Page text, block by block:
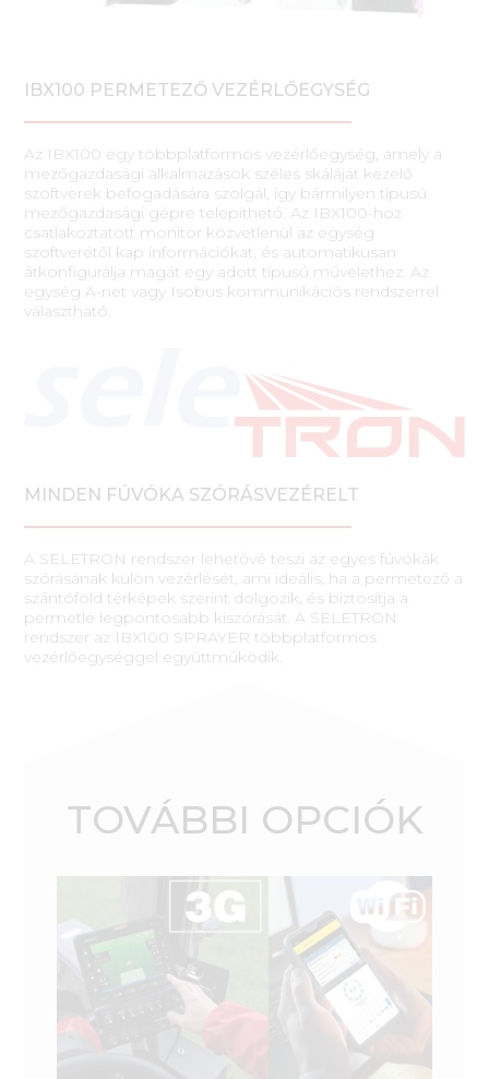
IBX100 PERMETEZŐ VEZÉRLŐEGYSÉG
Az IBX100 egy többplatformos vezérlőegység, amely a
mezőgazdasági alkalmazások széles skáláját kezelő
szoftverek befogadására szolgál, így bármilyen típusú
mezőgazdasági gépre telepíthető. Az IBX100-hoz
csatlakoztatott monitor közvetlenül az egység
szoftverétől kap információkat, és automatikusan
átkonfigurálja magát egy adott típusú művelethez. Az
egység A-net vagy Isobus kommunikációs rendszerrel
választható.
MINDEN FÚVÓKA SZÓRÁSVEZÉRELT
A SELETRON rendszer lehetővé teszi az egyes fúvókák
szórásának külön vezérlését, ami ideális, ha a permetező a
szántóföld térképek szerint dolgozik, és biztosítja a
permetlé legpontosabb kiszórását. A SELETRON
rendszer az IBX100 SPRAYER többplatformos
vezérlőegységgel együttműködik.
TOVÁBBI OPCIÓK